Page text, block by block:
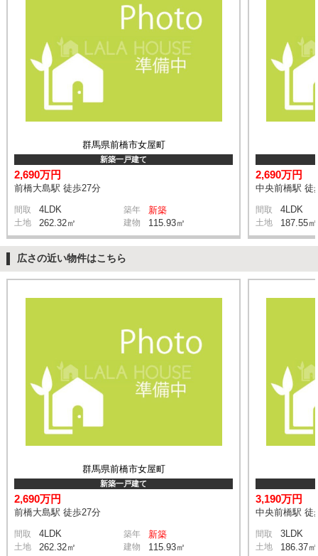
群馬県前橋市女屋町
新築一戸建て
2,690万円
前橋大島駅 徒歩27分
間取 4LDK 築年 新築
土地 262.32㎡ 建物 115.93㎡
2,690万円
中央前橋駅 徒
間取 4LDK
土地 187.55㎡
広さの近い物件はこちら
群馬県前橋市女屋町
新築一戸建て
2,690万円
前橋大島駅 徒歩27分
間取 4LDK 築年 新築
土地 262.32㎡ 建物 115.93㎡
3,190万円
中央前橋駅 徒
間取 3LDK
土地 186.37㎡